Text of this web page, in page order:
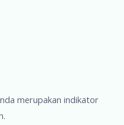
merupakan indikator